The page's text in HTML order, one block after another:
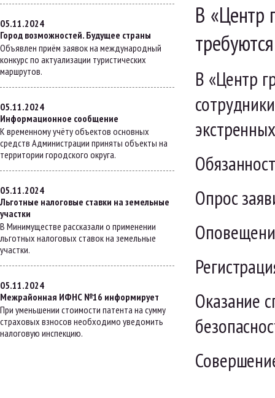
05.11.2024
Город возможностей. Будущее страны
Объявлен приём заявок на международный
конкурс по актуализации туристических
маршрутов.
05.11.2024
Информационное сообщение
К временному учёту объектов основных
средств Администрации приняты объекты на
территории городского округа.
05.11.2024
Льготные налоговые ставки на земельные
участки
В Минимуществе рассказали о применении
льготных налоговых ставок на земельные
участки.
05.11.2024
Межрайонная ИФНС №16 информирует
При уменьшении стоимости патента на сумму
страховых взносов необходимо уведомить
налоговую инспекцию.
В «Центр
В «Центр
Опрос
Оказание